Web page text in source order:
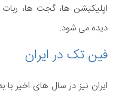
اپلیکیشن ها، گجت ها،
دیده می شود.
فین تک در ایران
ایران نیز در سال های اخیر